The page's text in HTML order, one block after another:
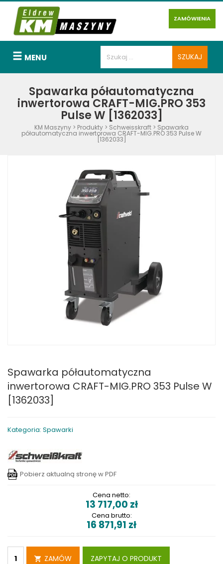
ZAMÓWIENIA
MENU
Spawarka półautomatyczna
inwertorowa CRAFT-MIG.PRO 353
Pulse W [1362033]
KM Maszyny > Produkty > Schweisskraft > Spawarka
półautomatyczna inwertorowa CRAFT-MIG.PRO 353 Pulse W
[1362033]
Spawarka półautomatyczna
inwertorowa CRAFT-MIG.PRO 353 Pulse W
[1362033]
Kategoria: Spawarki
Pobierz aktualną stronę w PDF
Cena netto:
13 717,00 zł
Cena brutto:
16 871,91 zł
ZAMÓW ZAPYTAJ O PRODUKT